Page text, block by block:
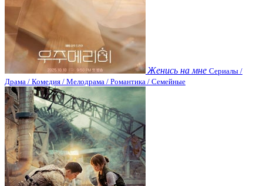
Женись на мне Сериалы /
Драма / Комедия / Мелодрама / Романтика / Семейные